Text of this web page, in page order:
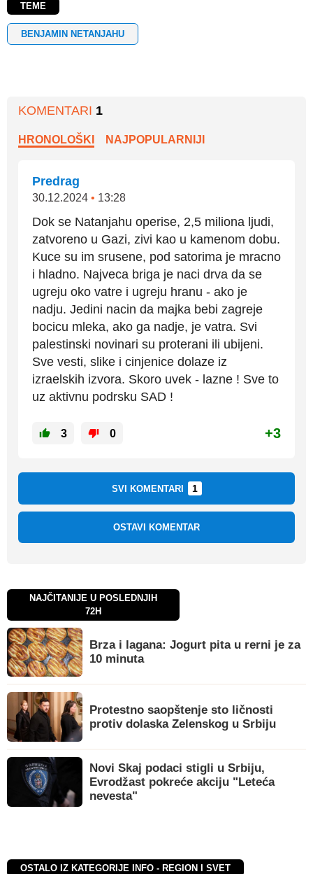
TEME
BENJAMIN NETANJAHU
KOMENTARI 1
HRONOLOŠKI NAJPOPULARNIJI
Predrag
30.12.2024 • 13:28
Dok se Natanjahu operise, 2,5 miliona ljudi,
zatvoreno u Gazi, zivi kao u kamenom dobu.
Kuce su im srusene, pod satorima je mracno
i hladno. Najveca briga je naci drva da se
ugreju oko vatre i ugreju hranu - ako je
nadju. Jedini nacin da majka bebi zagreje
bocicu mleka, ako ga nadje, je vatra. Svi
palestinski novinari su proterani ili ubijeni.
Sve vesti, slike i cinjenice dolaze iz
izraelskih izvora. Skoro uvek - lazne ! Sve to
uz aktivnu podrsku SAD !
3 0 +3
SVI KOMENTARI 1
OSTAVI KOMENTAR
NAJČITANIJE U POSLEDNJIH
72H
Brza i lagana: Jogurt pita u rerni je za
10 minuta
Protestno saopštenje sto ličnosti
protiv dolaska Zelenskog u Srbiju
Novi Skaj podaci stigli u Srbiju,
Evrodžast pokreće akciju "Leteća
nevesta"
OSTALO IZ KATEGORIJE INFO - REGION I SVET